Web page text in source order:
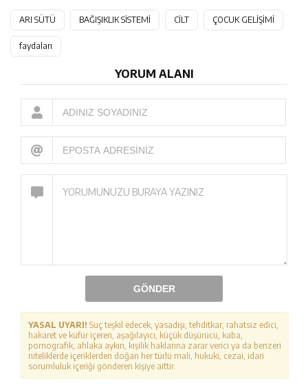
ARI SÜTÜ BAĞIŞIKLIK SİSTEMİ CİLT ÇOCUK GELİŞİMİ
faydaları
YORUM ALANI
GÖNDER
YASAL UYARI! Suç teşkil edecek, yasadışı, tehditkar, rahatsız edici,
hakaret ve küfür içeren, aşağılayıcı, küçük düşürücü, kaba,
pornografik, ahlaka aykırı, kişilik haklarına zarar verici ya da benzeri
niteliklerde içeriklerden doğan her türlü mali, hukuki, cezai, idari
sorumluluk içeriği gönderen kişiye aittir.